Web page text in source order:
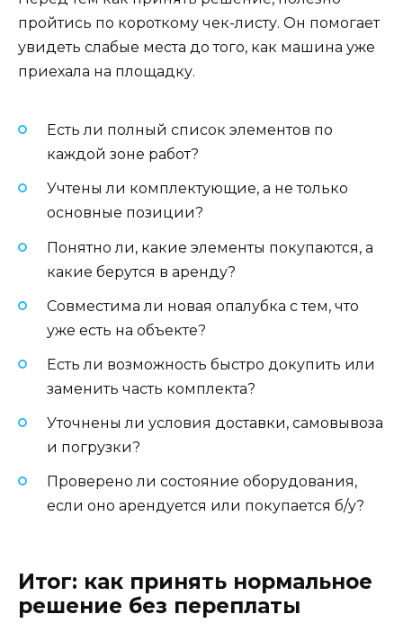
пройтись по короткому чек-листу. Он помогает
увидеть слабые места до того, как машина уже
приехала на площадку.
Есть ли полный список элементов по
каждой зоне работ?
Учтены ли комплектующие, а не только
основные позиции?
Понятно ли, какие элементы покупаются, а
какие берутся в аренду?
Совместима ли новая опалубка с тем, что
уже есть на объекте?
Есть ли возможность быстро докупить или
заменить часть комплекта?
Уточнены ли условия доставки, самовывоза
и погрузки?
Проверено ли состояние оборудования,
если оно арендуется или покупается б/у?
Итог: как принять нормальное
решение без переплаты